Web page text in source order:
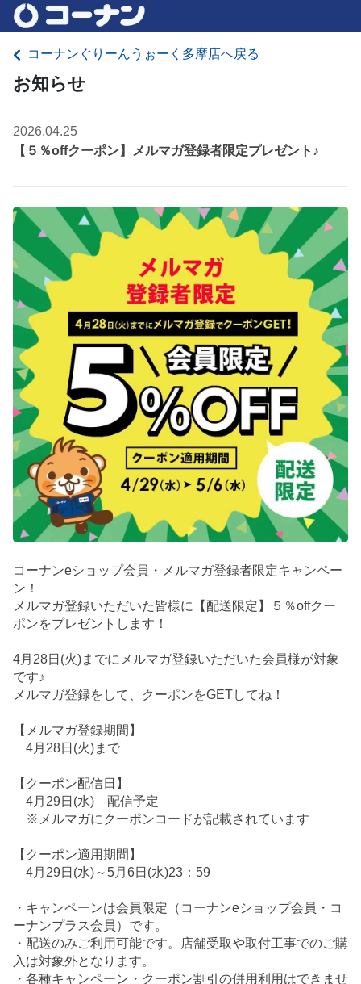
コーナンぐりーんうぉーく多摩店へ戻る
お知らせ
2026.04.25
【５％offクーポン】メルマガ登録者限定プレゼント♪
コーナンeショップ会員・メルマガ登録者限定キャンペー
ン！
メルマガ登録いただいた皆様に【配送限定】５％offクー
ポンをプレゼントします！
4月28日(火)までにメルマガ登録いただいた会員様が対象
です♪
メルマガ登録をして、クーポンをGETしてね！
【メルマガ登録期間】
4月28日(火)まで
【クーポン配信日】
4月29日(水) 配信予定
※メルマガにクーポンコードが記載されています
【クーポン適用期間】
4月29日(水)～5月6日(水)23：59
・キャンペーンは会員限定（コーナンeショップ会員・コ
ーナンプラス会員）です。
・配送のみご利用可能です。店舗受取や取付工事でのご購
入は対象外となります。
・各種キャンペーン・クーポン割引の併用利用はできませ